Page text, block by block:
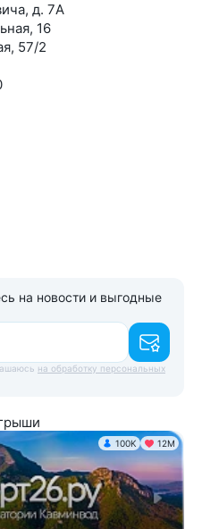
д. 7A
16
57/2
на новости и выгодные
на обработку персональных
100K 12М